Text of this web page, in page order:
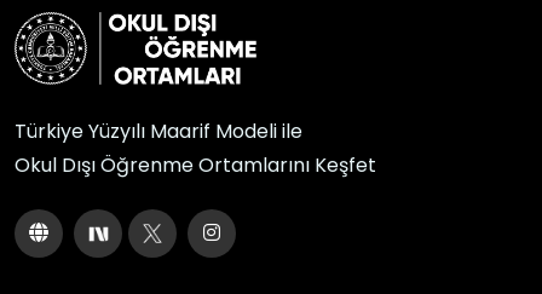
Türkiye Yüzyılı Maarif Modeli ile
Okul Dışı Öğrenme Ortamlarını Keşfet